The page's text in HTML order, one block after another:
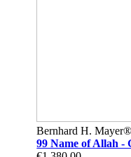
Bernhard H.
99 Name of Allah -